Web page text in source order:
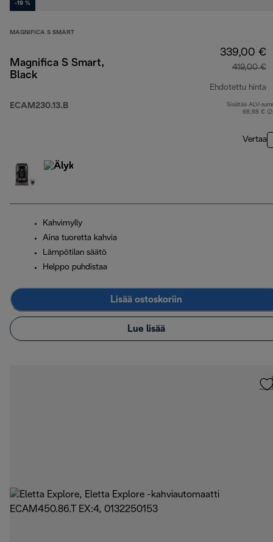
-19 %
MAGNIFICA S SMART
Magnifica S Smart,
Black
ECAM230.13.B
339,00 €
419,00 €
Ehdotettu hinta
Sisältää ALV-
68,88 €
Vertaa
Kahvimylly
Aina tuoretta kahvia
Lämpötilan säätö
Helppo puhdistaa
Lisää ostoskoriin
Lue lisää